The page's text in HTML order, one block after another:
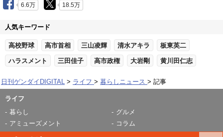
6.6万 18.5万
人気キーワード
高校野球 高市首相 三山凌輝 清水アキラ 板東英二
ハラスメント 三田佳子 高市政権 大岩剛 黄川田仁志
日刊ゲンダイDIGITAL ライフ 暮らしニュース 記事
ライフ
暮らし
グルメ
アミューズメント
コラム